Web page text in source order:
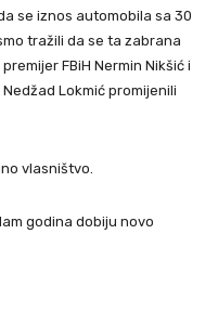
se iznos automobila sa 30
tražili da se ta zabrana
FBiH Nermin Nikšić i
Lokmić promijenili
vlasništvo.
godina dobiju novo